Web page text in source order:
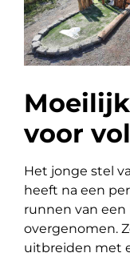
voor
Het jonge stel
heeft na een
runnen van
overgenomen.
uitbreiden met